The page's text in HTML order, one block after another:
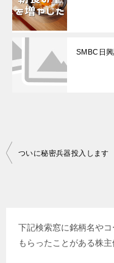
SMBC日
投
ついに秘密兵器投入します
下記検索窓に銘柄名や
もらったことがある株